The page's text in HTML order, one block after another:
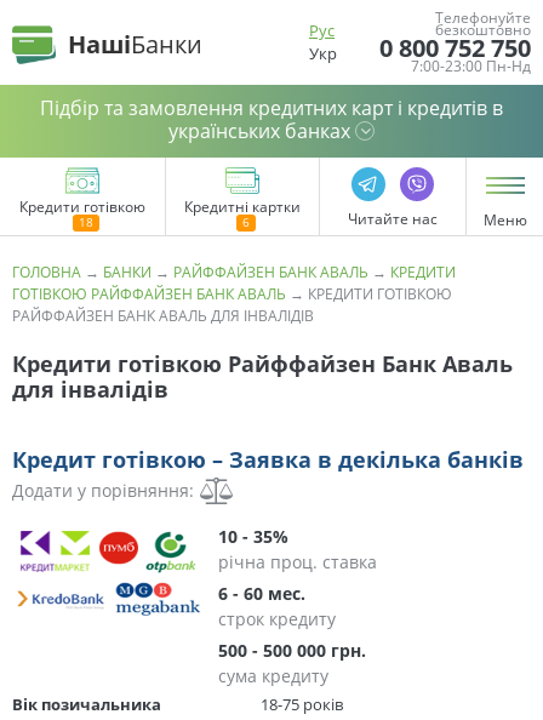
НашіБанки
Рус
Укр
Телефонуйте
безкоштовно
0 800 752 750
7:00-23:00 Пн-Нд
Підбір та замовлення кредитних карт і кредитів в
українських банках
Кредити готівкою Кредитні картки
Читайте нас Меню
ГОЛОВНА → БАНКИ → РАЙФФАЙЗЕН БАНК АВАЛЬ → КРЕДИТИ
ГОТІВКОЮ РАЙФФАЙЗЕН БАНК АВАЛЬ → КРЕДИТИ ГОТІВКОЮ
РАЙФФАЙЗЕН БАНК АВАЛЬ ДЛЯ ІНВАЛІДІВ
Кредити готівкою Райффайзен Банк Аваль
для інвалідів
Кредит готівкою – Заявка в декілька банків
Додати у порівняння:
10 - 35%
річна проц. ставка
6 - 60 мес.
строк кредиту
500 - 500 000 грн.
сума кредиту
Вік позичальника
18-75 років